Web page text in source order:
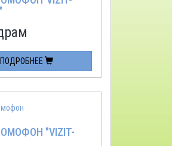
ПОДРОБНЕЕ
"VIZIT-